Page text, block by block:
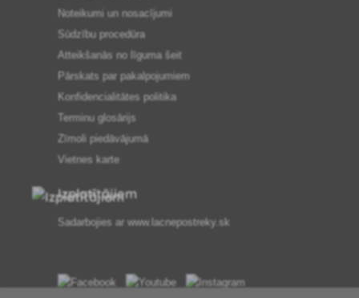
Noteikumi un nosacījumi
Sūdzību procedūra
Atteikšanās no līguma šeit
Pārskats par pakalpojumiem
Konfidencialitātes politika
Terminu glosārijs
Zīmoli piedāvājumā
Vietnes karte
Izplatītājiem
Sadarbojies ar www.lacnepostreky.sk